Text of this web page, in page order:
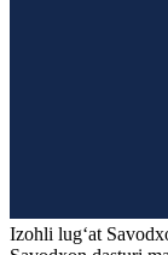
Izohli lugʻat